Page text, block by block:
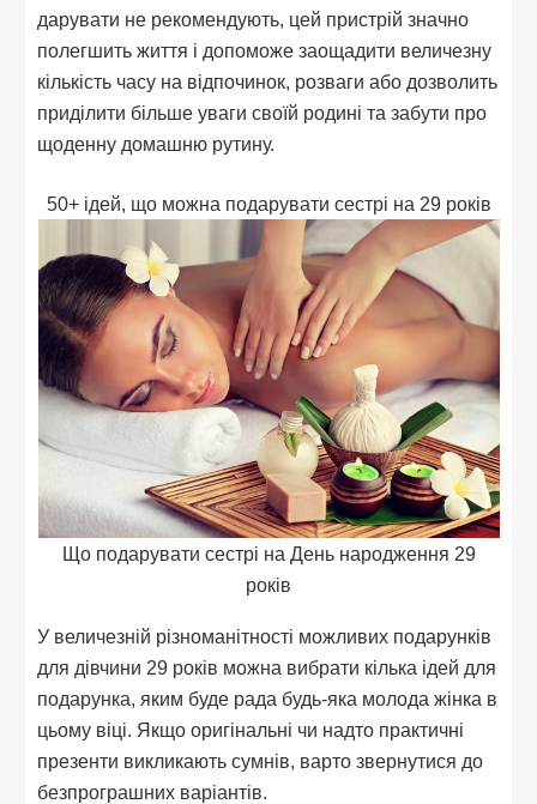
дарувати не рекомендують, цей пристрій значно
полегшить життя і допоможе заощадити величезну
кількість часу на відпочинок, розваги або дозволить
приділити більше уваги своїй родині та забути про
щоденну домашню рутину.
50+ ідей, що можна подарувати сестрі на 29 років
Що подарувати сестрі на День народження 29
років
У величезній різноманітності можливих подарунків
для дівчини 29 років можна вибрати кілька ідей для
подарунка, яким буде рада будь-яка молода жінка в
цьому віці. Якщо оригінальні чи надто практичні
презенти викликають сумнів, варто звернутися до
безпрограшних варіантів.